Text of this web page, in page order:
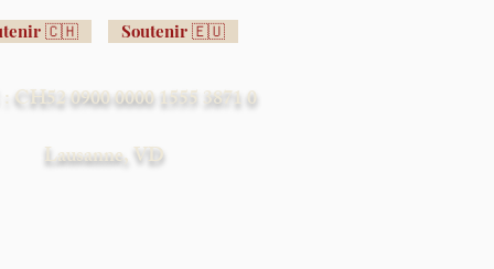
champions cyclistes
🇨🇭 Soutenir 🇪🇺
0900 0000 1555 3871 0
Lausanne, VD